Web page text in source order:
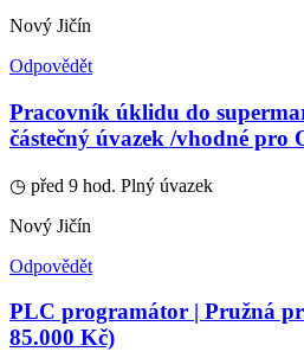
Nový Jičín
Odpovědět
Pracovník úklidu do
částečný úvazek /vhodné pro
◷ před 9 hod. Plný úvazek
Nový Jičín
Odpovědět
PLC programátor | Pružná
85.000 Kč)